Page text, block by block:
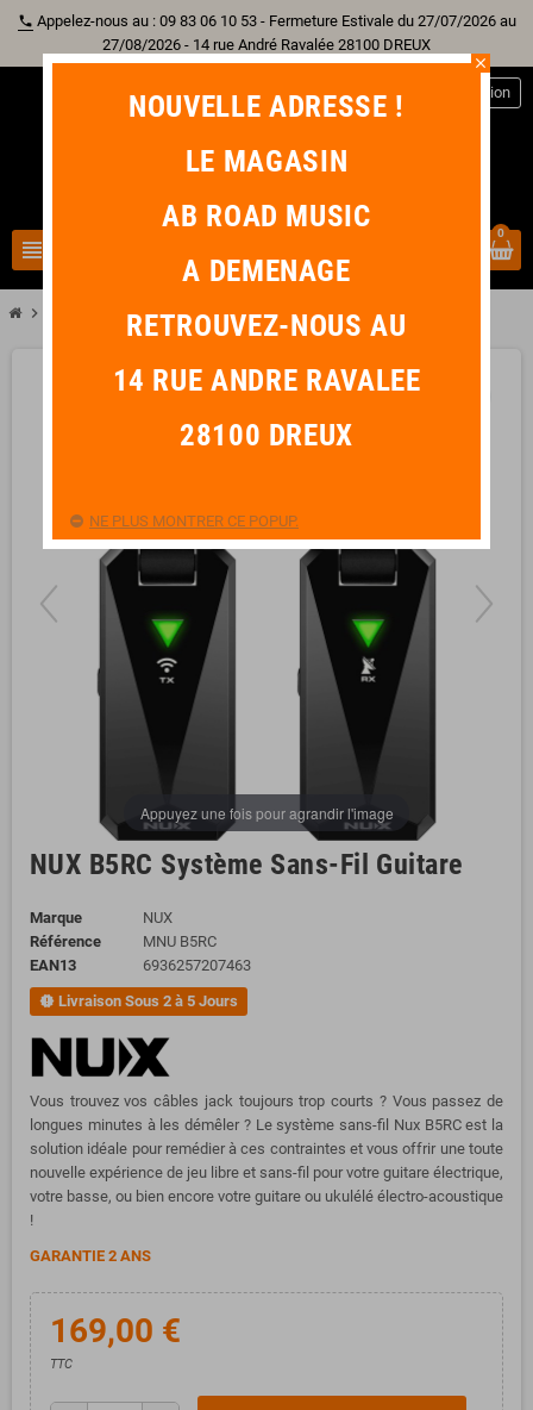
phone Appelez-nous au : 09 83 06 10 53 - Fermeture Estivale du 27/07/2026 au
27/08/2026 - 14 rue André Ravalée 28100 DREUX
view_headline
Connexion
0
chevron_right Sono & Lumièrechevron_right NUX B5RC Système Sans-Fil Guitare
Appuyez une fois pour agrandir l'image
NUX B5RC Système Sans-Fil Guitare
Marque
NUX
Référence
MNU B5RC
EAN13
6936257207463
new_releases Livraison Sous 2 à 5 Jours
Vous trouvez vos câbles jack toujours trop courts ? Vous passez de
longues minutes à les démêler ? Le système sans-fil Nux B5RC est la
solution idéale pour remédier à ces contraintes et vous offrir une toute
nouvelle expérience de jeu libre et sans-fil pour votre guitare électrique,
votre basse, ou bien encore votre guitare ou ukulélé électro-acoustique
!
GARANTIE 2 ANS
169,00 €
TTC
close
NOUVELLE ADRESSE !
LE MAGASIN
AB ROAD MUSIC
A DEMENAGE
RETROUVEZ-NOUS AU
14 RUE ANDRE RAVALEE
28100 DREUX
NE PLUS MONTRER CE POPUP.